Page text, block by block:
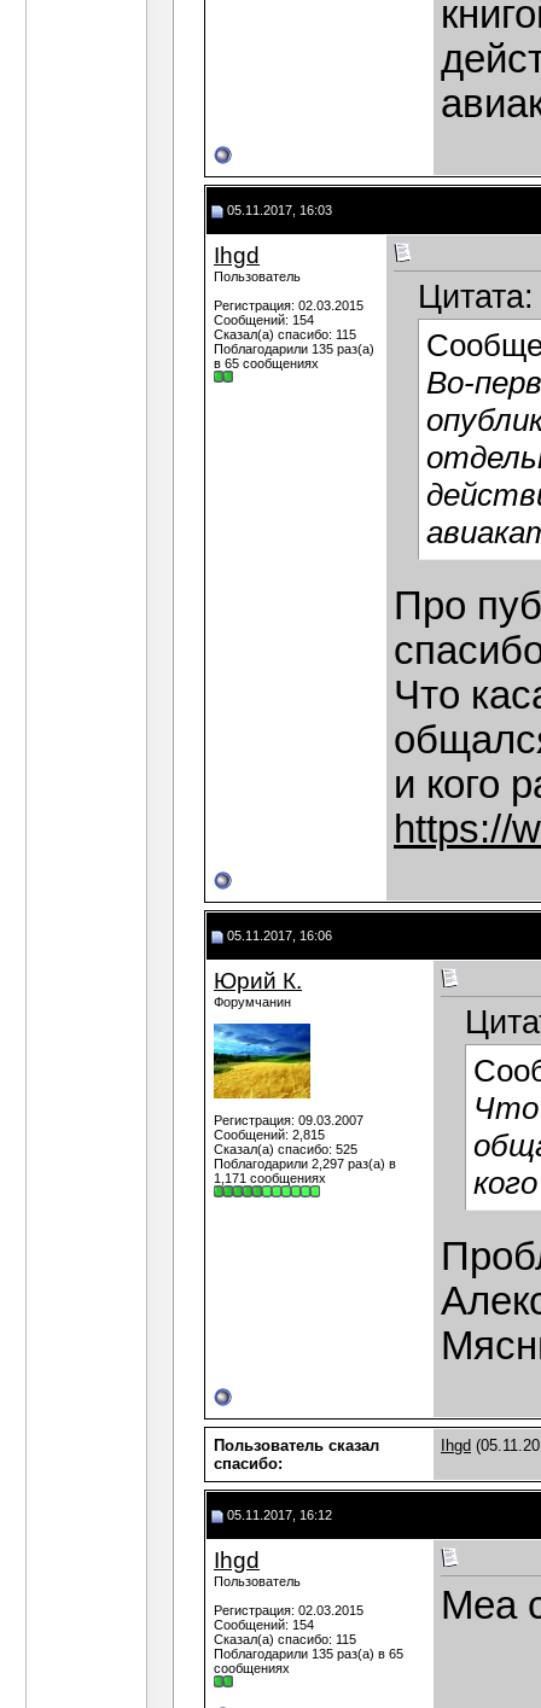
05.11.2017, 16:03
Ihgd
Пользователь
Регистрация: 02.03.2015
Сообщений: 154
Сказал(а) спасибо: 115
Поблагодарили 135 раз(а)
в 65 сообщениях
Цитата:
Во-
Про
Что
и кого
https://
05.11.2017, 16:06
Юрий К.
Форумчанин
Регистрация: 09.03.2007
Сообщений: 2,815
Сказал(а) спасибо: 525
Поблагодарили 2,297 раз(а) в
1,171 сообщениях
Что
Пользователь сказал
cпасибо:
Ihgd
05.11.2017, 16:12
Ihgd
Пользователь
Регистрация: 02.03.2015
Сообщений: 154
Сказал(а) спасибо: 115
Поблагодарили 135 раз(а) в 65
сообщениях
Mea